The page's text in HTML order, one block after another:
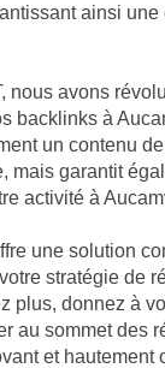
ainsi
nous avons
backlinks à
un contenu
mais garantit
activité à
une solution
stratégie de
plus, donnez à
au sommet des
et hautement